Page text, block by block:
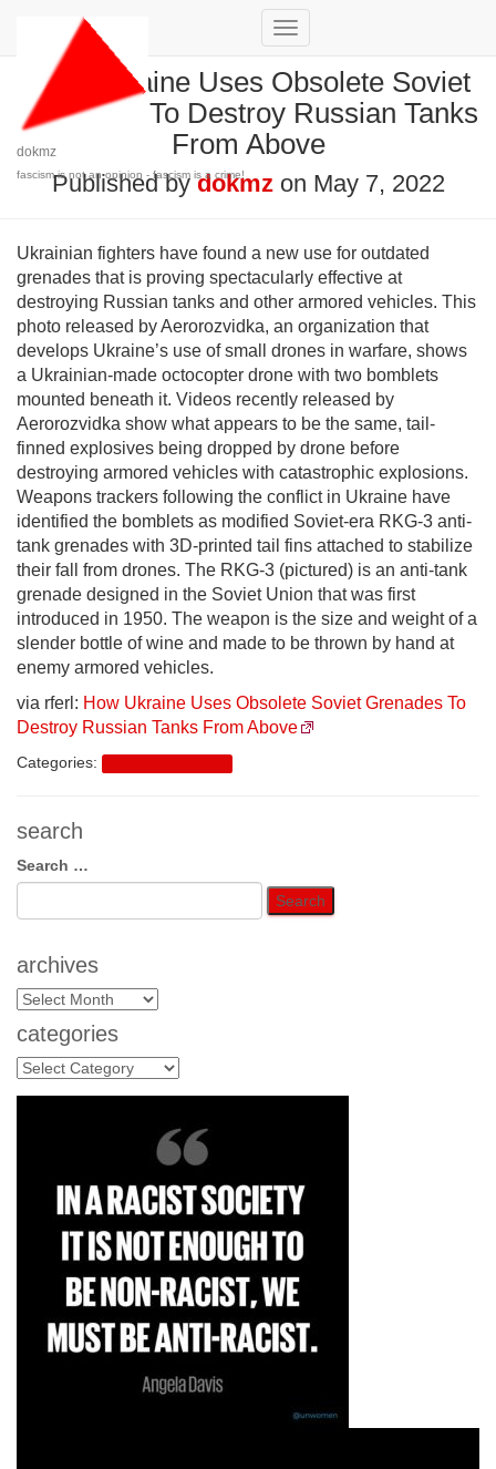
dokmz
fascism is not an opinion - fascism is a crime!
Toggle
Navigation
How Ukraine Uses Obsolete Soviet
Grenades To Destroy Russian Tanks
From Above
Published bydokmzon May 7, 2022
Ukrainian fighters have found a new use for outdated
grenades that is proving spectacularly effective at
destroying Russian tanks and other armored vehicles. This
photo released by Aerorozvidka, an organization that
develops Ukraine’s use of small drones in warfare, shows
a Ukrainian-made octocopter drone with two bomblets
mounted beneath it. Videos recently released by
Aerorozvidka show what appears to be the same, tail-
finned explosives being dropped by drone before
destroying armored vehicles with catastrophic explosions.
Weapons trackers following the conflict in Ukraine have
identified the bomblets as modified Soviet-era RKG-3 anti-
tank grenades with 3D-printed tail fins attached to stabilize
their fall from drones. The RKG-3 (pictured) is an anti-tank
grenade designed in the Soviet Union that was first
introduced in 1950. The weapon is the size and weight of a
slender bottle of wine and made to be thrown by hand at
enemy armored vehicles.
via rferl: How Ukraine Uses Obsolete Soviet Grenades To
Destroy Russian Tanks From Above
Categories:
search
Search
for:
Search …
archives
archives
categories
categories